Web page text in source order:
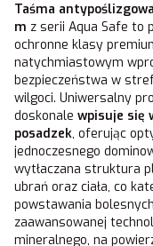
Taśma
m z serii Aqua Safe to
ochronne klasy
natychmiastowym
bezpieczeństwa w
wilgoci. Uniwersalny
doskonale wpisuje się
posadzek, oferując
jednoczesnego
wytłaczana struktura
ubrań oraz ciała, co
powstawania
zaawansowanej
mineralnego, na